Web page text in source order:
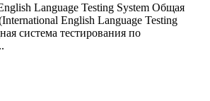
Language Testing System Общая
English Language Testing
система тестирования по